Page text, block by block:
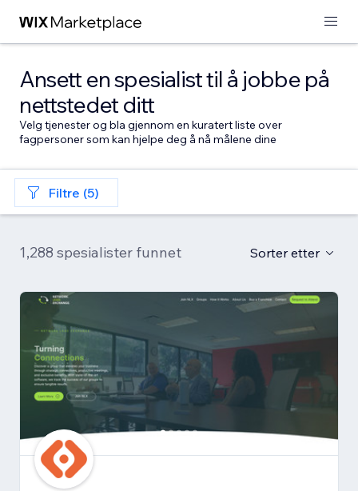
Ansett en spesialist til å jobbe på
nettstedet ditt
Velg tjenester og bla gjennom en kuratert liste over
fagpersoner som kan hjelpe deg å nå målene dine
Filtre (5)
1,288 spesialister funnet Sorter etter